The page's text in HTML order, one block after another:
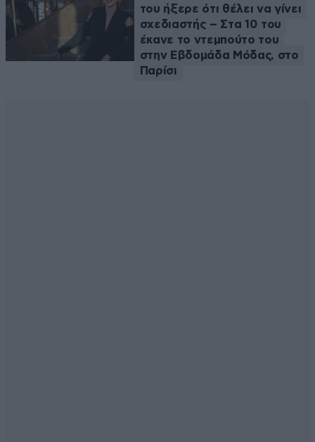
του ήξερε ότι θέλει να γίνει
σχεδιαστής – Στα 10 του
έκανε το ντεμπούτο του
στην Εβδομάδα Μόδας, στο
Παρίσι